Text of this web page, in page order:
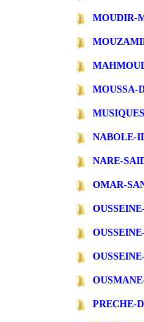
MOUDIR-
MOUSSA-
NABOLE-
NARE-
OMAR-
PRECHE-